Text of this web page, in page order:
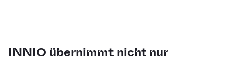
INNIO übernimmt nicht nur